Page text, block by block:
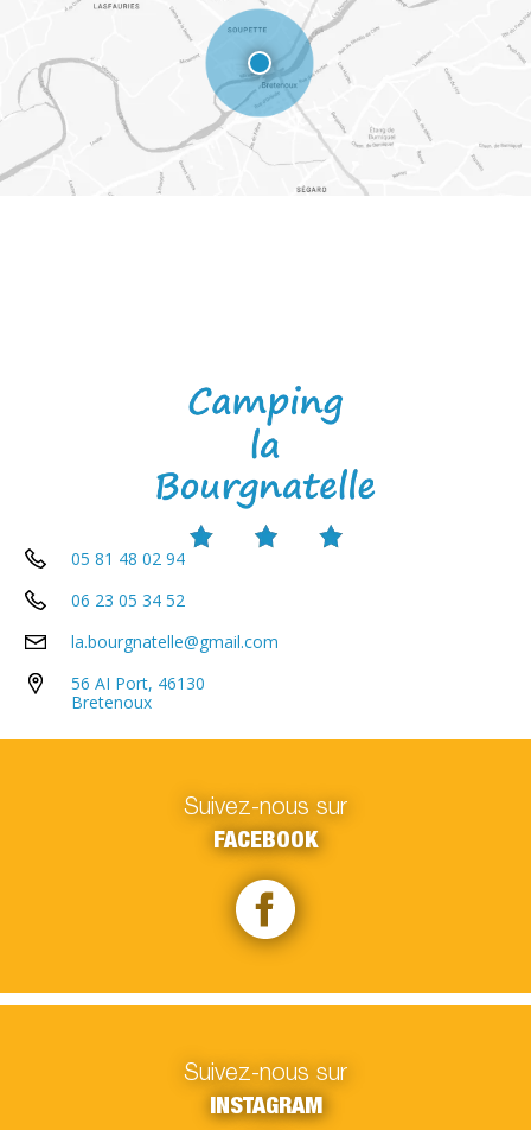
05 81 48 02 94
06 23 05 34 52
la.bourgnatelle@gmail.com
56 AI Port, 46130
Bretenoux
Suivez-nous sur
FACEBOOK
Suivez-nous sur
INSTAGRAM